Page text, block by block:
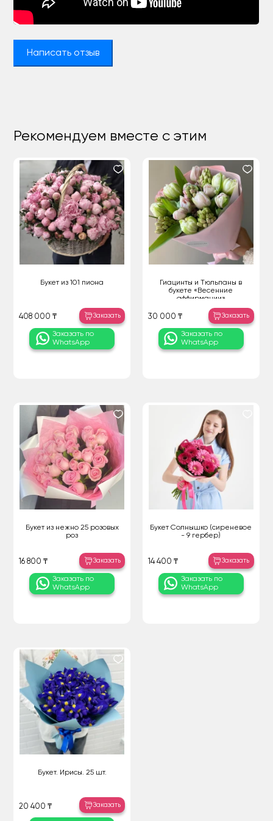
Написать отзыв
Рекомендуем вместе с этим
Букет из 101 пиона
408 000 ₸ Заказать
Заказать по
WhatsApp
Гиацинты и Тюльпаны в
букете «Весенние
аффирмации»
30 000 ₸ Заказать
Заказать по
WhatsApp
Букет из нежно 25 розовых
роз
16 800 ₸ Заказать
Заказать по
WhatsApp
Букет Солнышко (сиреневое
- 9 гербер)
14 400 ₸ Заказать
Заказать по
WhatsApp
Букет. Ирисы. 25 шт.
20 400 ₸ Заказать